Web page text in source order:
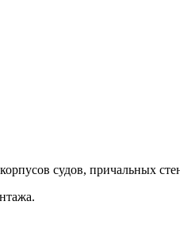
судов, причальных